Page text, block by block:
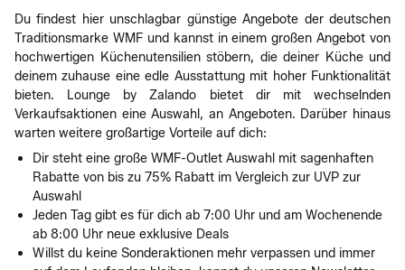
Du findest hier unschlagbar günstige Angebote der deutschen
Traditionsmarke WMF und kannst in einem großen Angebot von
hochwertigen Küchenutensilien stöbern, die deiner Küche und
deinem zuhause eine edle Ausstattung mit hoher Funktionalität
bieten. Lounge by Zalando bietet dir mit wechselnden
Verkaufsaktionen eine Auswahl, an Angeboten. Darüber hinaus
warten weitere großartige Vorteile auf dich:
Dir steht eine große WMF-Outlet Auswahl mit sagenhaften
Rabatte von bis zu 75% Rabatt im Vergleich zur UVP zur
Auswahl
Jeden Tag gibt es für dich ab 7:00 Uhr und am Wochenende
ab 8:00 Uhr neue exklusive Deals
Willst du keine Sonderaktionen mehr verpassen und immer